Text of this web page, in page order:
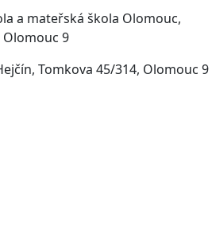
a mateřská škola Olomouc,
Olomouc 9
Tomkova 45/314, Olomouc 9